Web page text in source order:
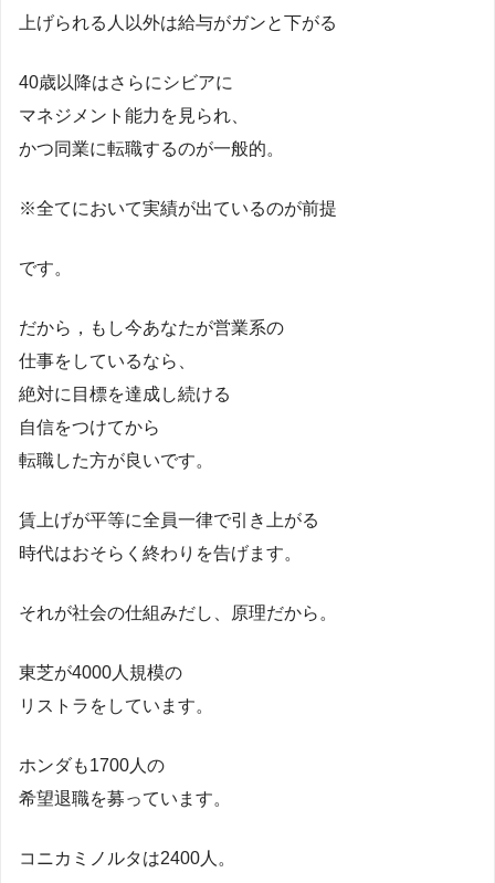
上げられる人以外は給与がガンと下がる
40歳以降はさらにシビアに
マネジメント能力を見られ、
かつ同業に転職するのが一般的。
※全てにおいて実績が出ているのが前提
です。
だから，もし今あなたが営業系の
仕事をしているなら、
絶対に目標を達成し続ける
自信をつけてから
転職した方が良いです。
賃上げが平等に全員一律で引き上がる
時代はおそらく終わりを告げます。
それが社会の仕組みだし、原理だから。
東芝が4000人規模の
リストラをしています。
ホンダも1700人の
希望退職を募っています。
コニカミノルタは2400人。